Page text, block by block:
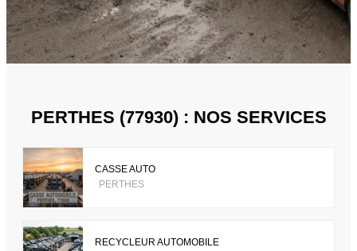
PERTHES (77930) : NOS SERVICES
CASSE AUTO
PERTHES
RECYCLEUR AUTOMOBILE